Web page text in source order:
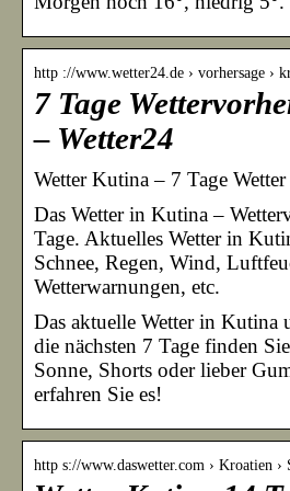
http ://www.wetter24.de › vorhersage ›
7 Tage
– Wetter24
Wetter Kutina – 7 Tage
Das Wetter in Kutina –
Tage. Aktuelles Wetter in
Schnee, Regen, Wind,
Wetterwarnungen, etc.
Das aktuelle Wetter in Kutina
die nächsten 7 Tage finden
Sonne, Shorts oder lieber
erfahren Sie es!
http s://www.daswetter.com › Kroatien ›